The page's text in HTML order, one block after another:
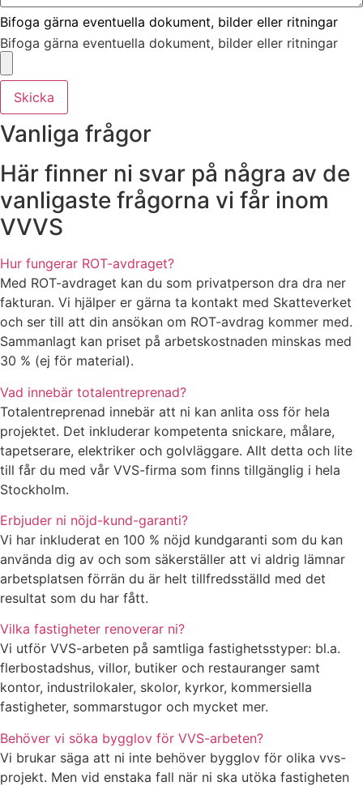
Bifoga gärna eventuella dokument, bilder eller ritningar
Bifoga gärna eventuella dokument, bilder eller ritningar
Skicka
Vanliga frågor
Här finner ni svar på några av de
vanligaste frågorna vi får inom
VVVS
Hur fungerar ROT-avdraget?
Med ROT-avdraget kan du som privatperson dra dra ner
fakturan. Vi hjälper er gärna ta kontakt med Skatteverket
och ser till att din ansökan om ROT-avdrag kommer med.
Sammanlagt kan priset på arbetskostnaden minskas med
30 % (ej för material).
Vad innebär totalentreprenad?
Totalentreprenad innebär att ni kan anlita oss för hela
projektet. Det inkluderar kompetenta snickare, målare,
tapetserare, elektriker och golvläggare. Allt detta och lite
till får du med vår VVS-firma som finns tillgänglig i hela
Stockholm.
Erbjuder ni nöjd-kund-garanti?
Vi har inkluderat en 100 % nöjd kundgaranti som du kan
använda dig av och som säkerställer att vi aldrig lämnar
arbetsplatsen förrän du är helt tillfredsställd med det
resultat som du har fått.
Vilka fastigheter renoverar ni?
Vi utför VVS-arbeten på samtliga fastighetsstyper: bl.a.
flerbostadshus, villor, butiker och restauranger samt
kontor, industrilokaler, skolor, kyrkor, kommersiella
fastigheter, sommarstugor och mycket mer.
Behöver vi söka bygglov för VVS-arbeten?
Vi brukar säga att ni inte behöver bygglov för olika vvs-
projekt. Men vid enstaka fall när ni ska utöka fastigheten